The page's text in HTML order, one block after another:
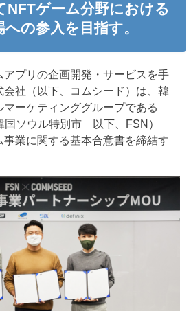
NFTゲーム分野における
の参入を目指す。
アプリの企画開発・サービスを手
会社（以下、コムシード）は、韓
ーケティンググループである
国ソウル特別市 以下、FSN）
業に関する基本合意書を締結す